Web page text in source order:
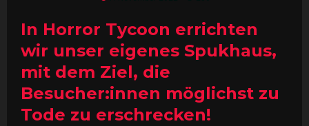
In Horror Tycoon errichten
wir unser eigenes Spukhaus,
mit dem Ziel, die
Besucher:innen möglichst zu
Tode zu erschrecken!